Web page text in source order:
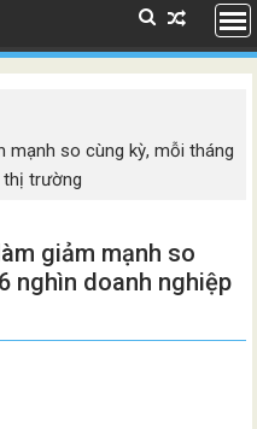
mạnh so cùng kỳ, mỗi tháng
thị trường
giảm mạnh so
nghìn doanh nghiệp